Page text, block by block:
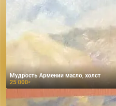
Мудрость Армении масло, холст
25 000₽